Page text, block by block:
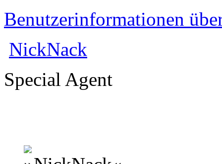
Benutzerinformationen
NickNack
Special Agent